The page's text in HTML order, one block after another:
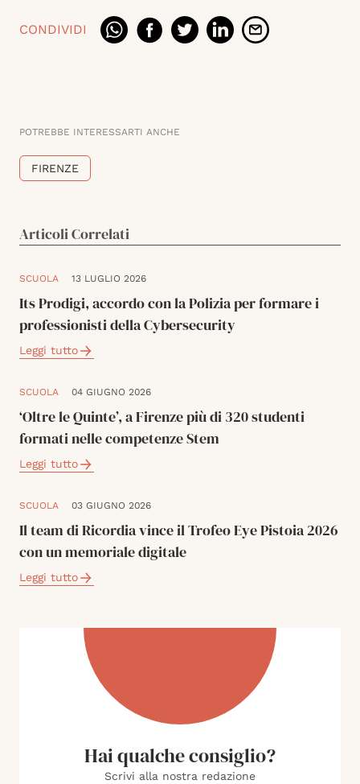
CONDIVIDI
POTREBBE INTERESSARTI ANCHE
FIRENZE
Articoli Correlati
SCUOLA 13 LUGLIO 2026
Its Prodigi, accordo con la Polizia per formare i
professionisti della Cybersecurity
Leggi tutto
SCUOLA 04 GIUGNO 2026
‘Oltre le Quinte’, a Firenze più di 320 studenti
formati nelle competenze Stem
Leggi tutto
SCUOLA 03 GIUGNO 2026
Il team di Ricordia vince il Trofeo Eye Pistoia 2026
con un memoriale digitale
Leggi tutto
Hai qualche consiglio?
Scrivi alla nostra redazione